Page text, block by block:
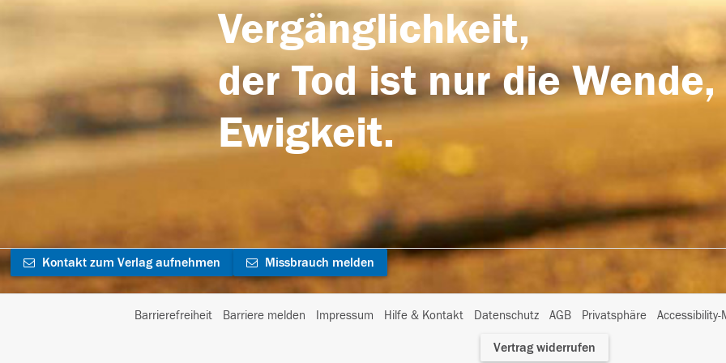
Vergänglichkeit,
der Tod ist nur die
Ewigkeit.
Kontakt zum Verlag aufnehmen Missbrauch melden
Barrierefreiheit Barriere melden Impressum Hilfe & Kontakt Datenschutz AGB Privatsphäre
I
Vertrag widerrufen